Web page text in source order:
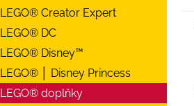
LEGO® Creator Expert
LEGO® DC
LEGO® Disney™
LEGO® │ Disney Princess
LEGO® doplňky